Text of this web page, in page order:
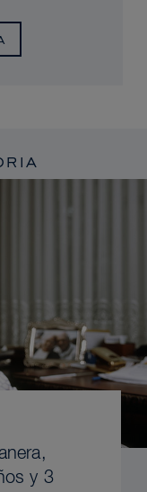
y 3